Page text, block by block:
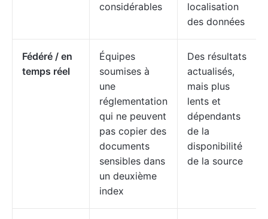
considérables
localisation
des données
Fédéré / en
temps réel
Équipes
soumises à
une
réglementation
qui ne peuvent
pas copier des
documents
sensibles dans
un deuxième
index
Des résultats
actualisés,
mais plus
lents et
dépendants
de la
disponibilité
de la source